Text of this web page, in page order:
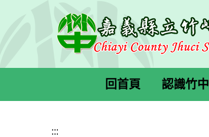
內
回首頁 認識竹中
:::